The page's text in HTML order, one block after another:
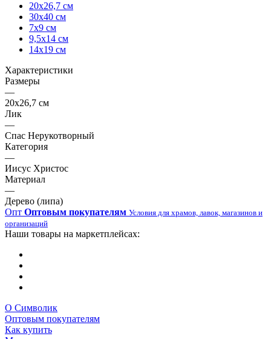
20х26,7 см
30х40 см
7х9 см
9,5х14 см
14х19 см
Характеристики
Размеры
—
20х26,7 см
Лик
—
Спас Нерукотворный
Категория
—
Иисус Христос
Материал
—
Дерево (липа)
Опт Оптовым покупателям Условия для храмов, лавок, магазинов и
организаций
Наши товары на маркетплейсах:
О Символик
Оптовым покупателям
Как купить